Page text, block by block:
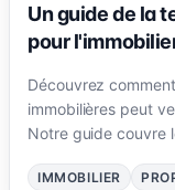
Un guide de la
pour
Découvrez
immobilières peut
Notre guide couvre
IMMOBILIER